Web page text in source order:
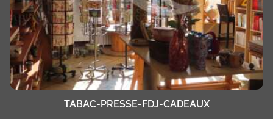
TABAC-PRESSE-FDJ-CADEAUX